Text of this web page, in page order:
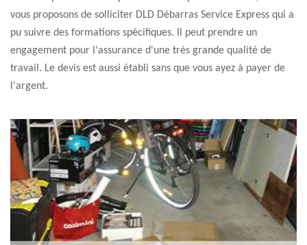
vous proposons de solliciter DLD Débarras Service Express qui a
pu suivre des formations spécifiques. Il peut prendre un
engagement pour l'assurance d'une très grande qualité de
travail. Le devis est aussi établi sans que vous ayez à payer de
l'argent.